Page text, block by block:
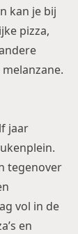
kan je bij
pizza,
jaar
tegenover
vol in de
en